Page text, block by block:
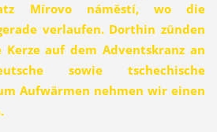
Mírovo náměstí, wo die
verlaufen. Dorthin zünden
auf dem Adventskranz an
sowie tschechische
Aufwärmen nehmen wir einen